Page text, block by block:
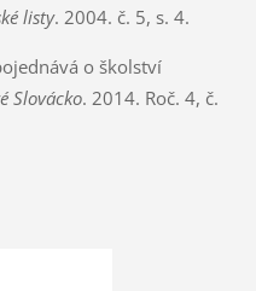
listy. 2004. č. 5, s. 4.
o školství
Slovácko. 2014. Roč. 4, č.